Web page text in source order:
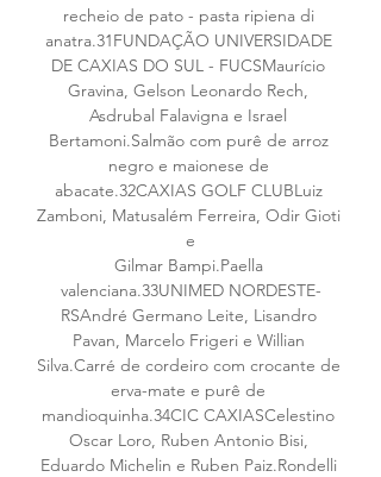
recheio de pato - pasta ripiena di
anatra.31FUNDAÇÃO UNIVERSIDADE
DE CAXIAS DO SUL - FUCSMaurício
Gravina, Gelson Leonardo Rech,
Asdrubal Falavigna e Israel
Bertamoni.Salmão com purê de arroz
negro e maionese de
abacate.32CAXIAS GOLF CLUBLuiz
Zamboni, Matusalém Ferreira, Odir Gioti
e
Gilmar Bampi.Paella
valenciana.33UNIMED NORDESTE-
RSAndré Germano Leite, Lisandro
Pavan, Marcelo Frigeri e Willian
Silva.Carré de cordeiro com crocante de
erva-mate e purê de
mandioquinha.34CIC CAXIASCelestino
Oscar Loro, Ruben Antonio Bisi,
Eduardo Michelin e Ruben Paiz.Rondelli